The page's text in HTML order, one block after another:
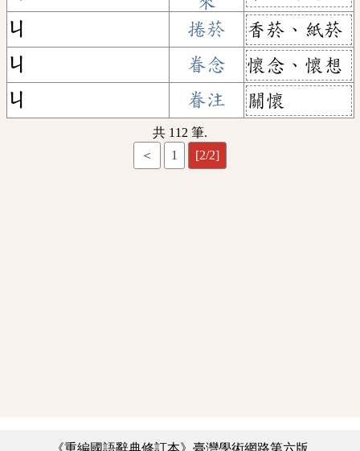
ㄐ
捲菸
香菸、紙菸
ㄐ
眷念
懷念、懷想
ㄐ
眷注 關懷
共 112 筆.
＜
1 [2/2]